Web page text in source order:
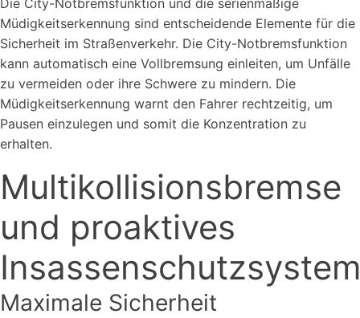
Die City-Notbremsfunktion und die serienmäßige
Müdigkeitserkennung sind entscheidende Elemente für die
Sicherheit im Straßenverkehr. Die City-Notbremsfunktion
kann automatisch eine Vollbremsung einleiten, um Unfälle
zu vermeiden oder ihre Schwere zu mindern. Die
Müdigkeitserkennung warnt den Fahrer rechtzeitig, um
Pausen einzulegen und somit die Konzentration zu
erhalten.
Multikollisionsbremse
und proaktives
Maximale Sicherheit